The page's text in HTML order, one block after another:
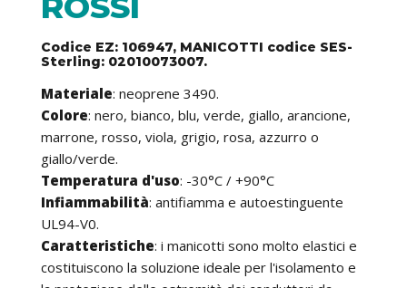
Codice EZ: 106947, MANICOTTI codice SES-
Sterling: 02010073007.
Materiale: neoprene 3490.
Colore: nero, bianco, blu, verde, giallo, arancione,
marrone, rosso, viola, grigio, rosa, azzurro o
giallo/verde.
Temperatura d'uso: -30°C / +90°C
Infiammabilità: antifiamma e autoestinguente
UL94-V0.
Caratteristiche: i manicotti sono molto elastici e
costituiscono la soluzione ideale per l'isolamento e